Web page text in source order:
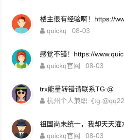
楼主很有经验啊！https://
quickq
08-03
感觉不错！https://
quickq官网
08-03
trx能量转错请联系TG:@
杭州个人兼职《
quickq官网
08-03